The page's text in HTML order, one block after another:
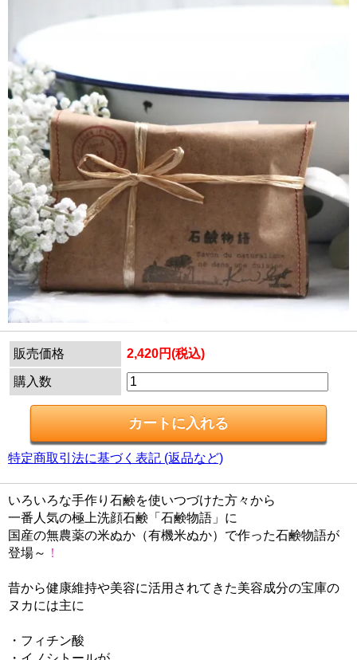
販売価格 2,420円(税込)
購入数
特定商取引法に基づく表記 (返品など)
いろいろな手作り石鹸を使いつづけた方々から
一番人気の極上洗顔石鹸「石鹸物語」に
国産の無農薬の米ぬか（有機米ぬか）で作った石鹸物語が
登場～ ！
昔から健康維持や美容に活用されてきた美容成分の宝庫の
ヌカには主に
・フィチン酸